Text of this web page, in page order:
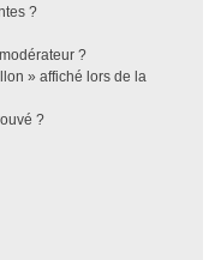
?
?
» affiché lors de la
?